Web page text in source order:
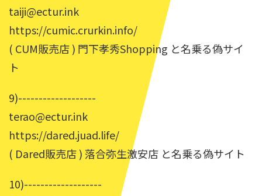
taiji@ectur.ink
https://cumic.crurkin.info/
( CUM販売店 ) 門下孝秀Shopping と名乗る偽サイ
ト
9)-------------------
terao@ectur.ink
https://dared.juad.life/
( Dared販売店 ) 落合弥生激安店 と名乗る偽サイト
10)-------------------